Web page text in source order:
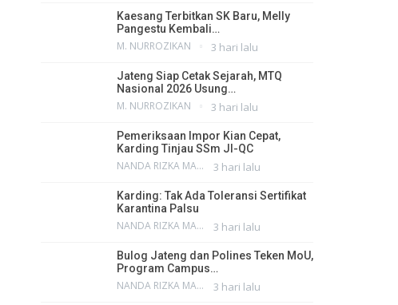
Kaesang Terbitkan SK Baru, Melly
Pangestu Kembali…
M. NURROZIKAN 3 hari lalu
Jateng Siap Cetak Sejarah, MTQ
Nasional 2026 Usung…
M. NURROZIKAN 3 hari lalu
Pemeriksaan Impor Kian Cepat,
Karding Tinjau SSm JI-QC
NANDA RIZKA MAHENDRA 3 hari lalu
Karding: Tak Ada Toleransi Sertifikat
Karantina Palsu
NANDA RIZKA MAHENDRA 3 hari lalu
Bulog Jateng dan Polines Teken MoU,
Program Campus…
NANDA RIZKA MAHENDRA 3 hari lalu